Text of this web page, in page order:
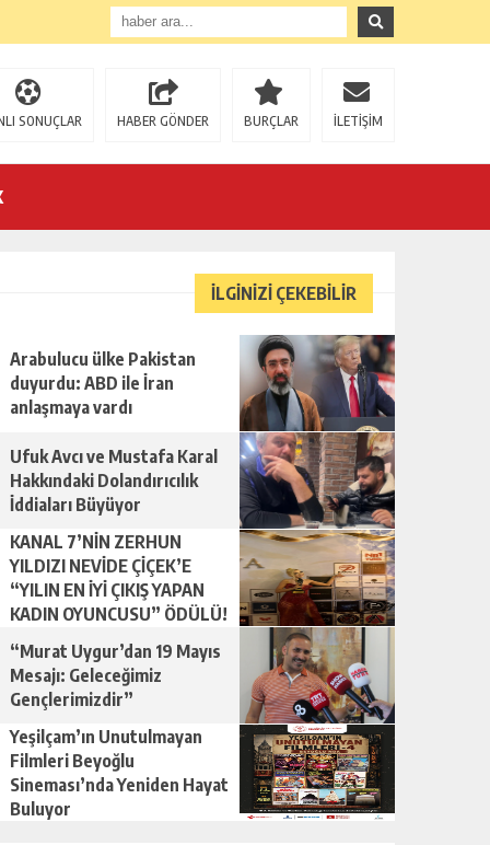
SONUÇLAR HABER GÖNDER BURÇLAR İLETİŞİM
İLGİNİZİ ÇEKEBİLİR
Arabulucu ülke Pakistan
duyurdu: ABD ile İran
anlaşmaya vardı
Ufuk Avcı ve Mustafa Karal
Hakkındaki Dolandırıcılık
İddiaları Büyüyor
KANAL 7’NİN ZERHUN
YILDIZI NEVİDE ÇİÇEK’E
“YILIN EN İYİ ÇIKIŞ YAPAN
KADIN OYUNCUSU” ÖDÜLÜ!
“Murat Uygur’dan 19 Mayıs
Mesajı: Geleceğimiz
Gençlerimizdir”
Yeşilçam’ın Unutulmayan
Filmleri Beyoğlu
Sineması’nda Yeniden Hayat
Buluyor